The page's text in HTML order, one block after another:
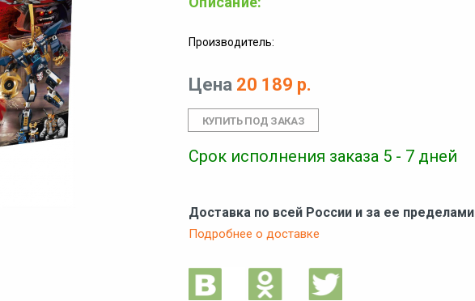
Производитель:
Цена 20 189 р.
Срок исполнения заказа 5 - 7 дней
Доставка по всей России и за ее пределами
Подробнее о доставке